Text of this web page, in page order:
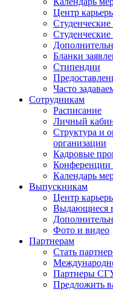
Центр
Бланки
Стипендии
Часто
Сотрудникам
Расписание
Личный
Структура и
организации
Кадровые
Конференции
Календарь
Выпускникам
Центр
Выдающиеся
Фото и видео
Партнерам
Стать
Партнеры
Предложить